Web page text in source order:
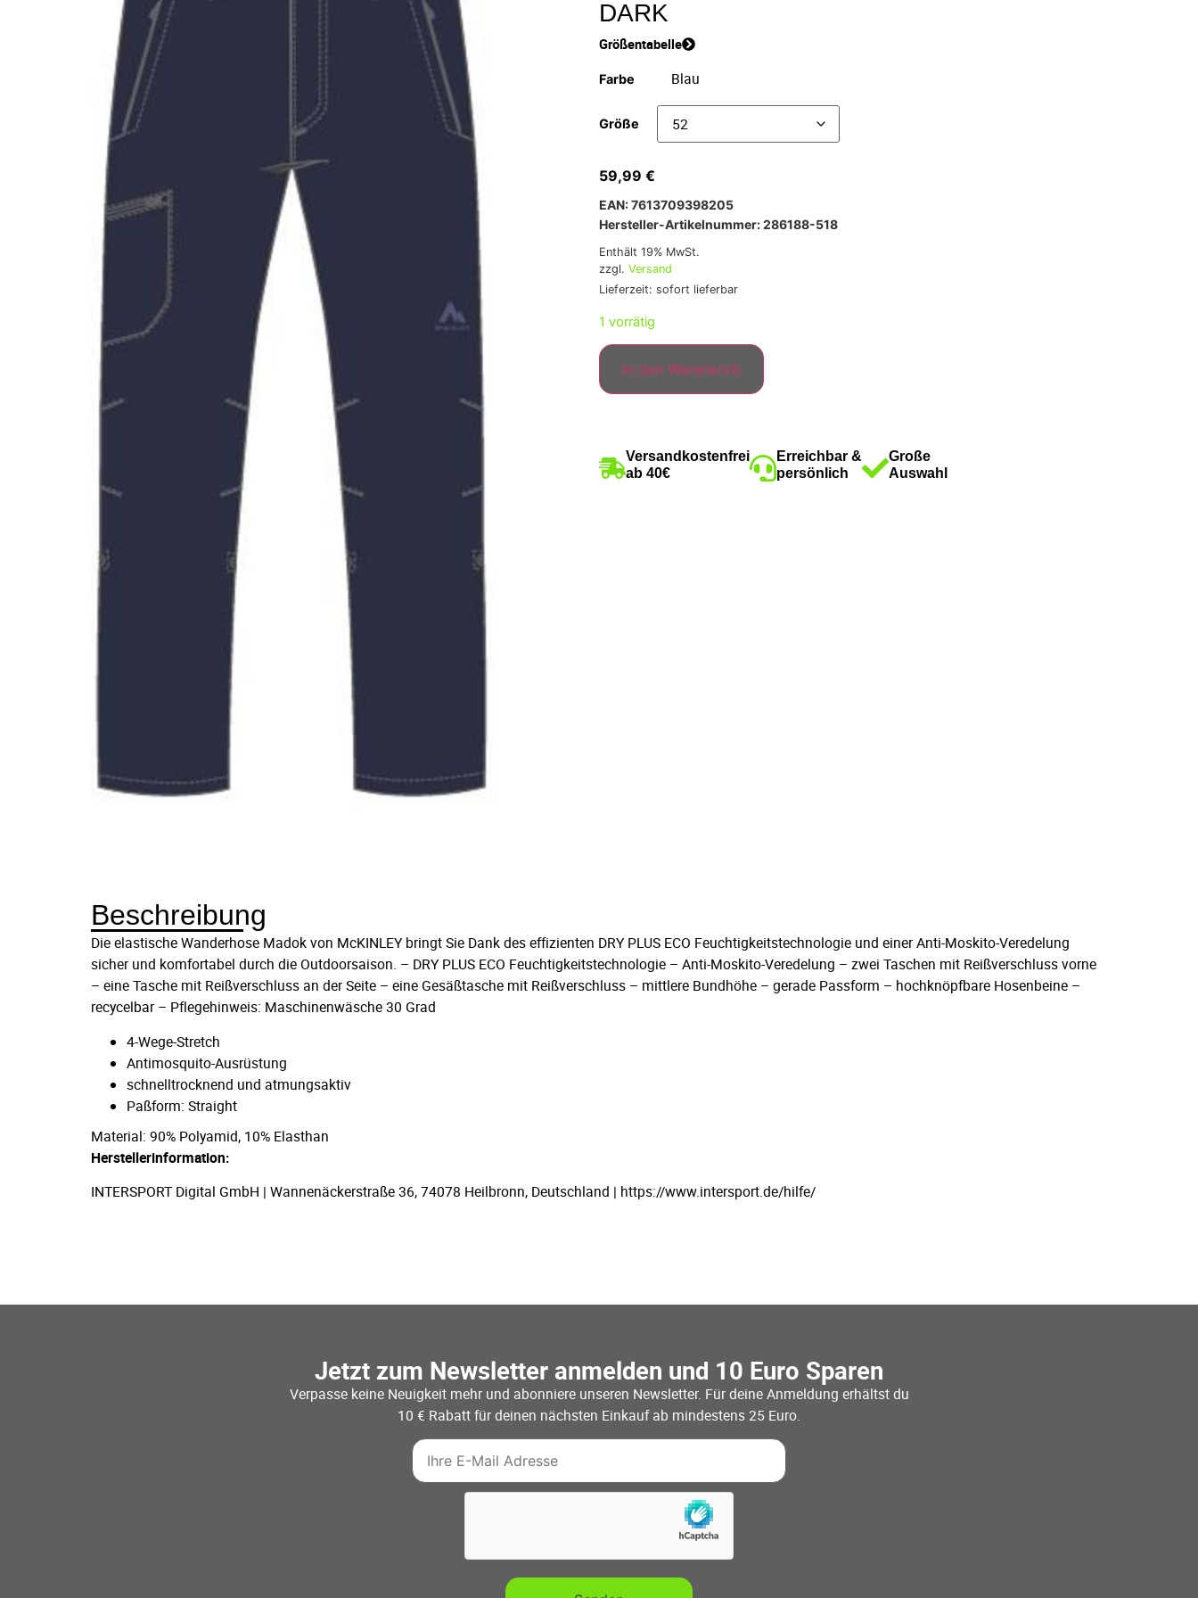
DARK
Größentabelle
Farbe
Größe
59,99 €
EAN: 7613709398205
Hersteller-Artikelnummer: 286188-518
Enthält 19% MwSt.
zzgl. Versand
Lieferzeit: sofort lieferbar
1 vorrätig
In den Warenkorb
Versandkostenfrei
ab 40€
Erreichbar &
persönlich
Große
Auswahl
Beschreibung
Die elastische Wanderhose Madok von McKINLEY bringt Sie Dank des effizienten DRY PLUS ECO Feuchtigkeitstechnologie und einer Anti-Moskito-Veredelung
sicher und komfortabel durch die Outdoorsaison. – DRY PLUS ECO Feuchtigkeitstechnologie – Anti-Moskito-Veredelung – zwei Taschen mit Reißverschluss vorne
– eine Tasche mit Reißverschluss an der Seite – eine Gesäßtasche mit Reißverschluss – mittlere Bundhöhe – gerade Passform – hochknöpfbare Hosenbeine –
recycelbar – Pflegehinweis: Maschinenwäsche 30 Grad
4-Wege-Stretch
Antimosquito-Ausrüstung
schnelltrocknend und atmungsaktiv
Paßform: Straight
Material: 90% Polyamid, 10% Elasthan
Herstellerinformation:
INTERSPORT Digital GmbH | Wannenäckerstraße 36, 74078 Heilbronn, Deutschland | https://www.intersport.de/hilfe/
Jetzt zum Newsletter anmelden und 10 Euro Sparen
Verpasse keine Neuigkeit mehr und abonniere unseren Newsletter. Für deine Anmeldung erhältst du
10 € Rabatt für deinen nächsten Einkauf ab mindestens 25 Euro.